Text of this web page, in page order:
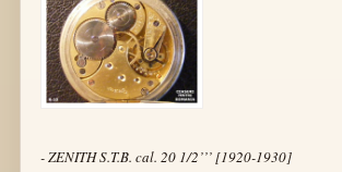
- ZENITH S.T.B. cal. 20 1/2’’’ [1920-1930]